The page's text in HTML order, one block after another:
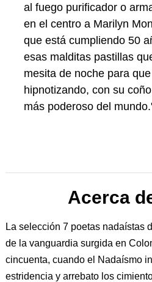
al fuego purificador o
en el centro a Marilyn
que está cumpliendo 50
esas malditas pastillas
mesita de noche para
hipnotizando, con su
más poderoso del
Acerca
La selección 7 poetas nadaístas
de la vanguardia surgida en
cincuenta, cuando el Nadaísmo
estridencia y arrebato los